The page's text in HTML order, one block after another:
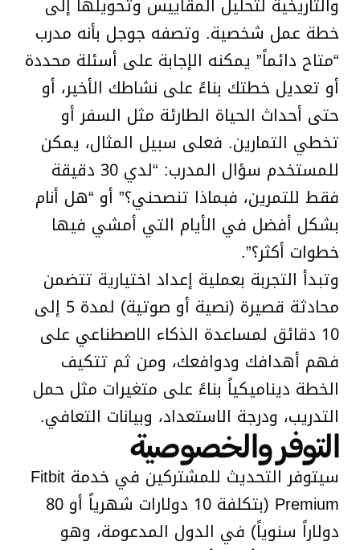
خطة عمل شخصية. وتصفه جوجل بأنه مدرب
“متاح دائماً” يمكنه الإجابة على أسئلة محددة
أو تعديل خطتك بناءً على نشاطك الأخير، أو
حتى أحداث الحياة الطارئة مثل السفر أو
تخطي التمارين. فعلى سبيل المثال، يمكن
للمستخدم سؤال المدرب: “لدي 30 دقيقة
فقط للتمرين، فبماذا تنصحني؟” أو “هل أنام
بشكل أفضل في الأيام التي أمشي فيها
خطوات أكثر؟”.
وتبدأ التجربة بعملية إعداد اختيارية تتضمن
محادثة قصيرة (نصية أو صوتية) لمدة 5 إلى
10 دقائق لمساعدة الذكاء الاصطناعي على
فهم أهدافك ودوافعك، ومن ثم تتكيف
الخطة ديناميكياً بناءً على متغيرات مثل حمل
التدريب، ودرجة الاستعداد، وبيانات التعافي.
التوفر والخصوصية
سيتوفر التحديث للمشتركين في خدمة Fitbit
Premium (بتكلفة 10 دولارات شهرياً أو 80
دولاراً سنوياً) في الدول المدعومة، وهو